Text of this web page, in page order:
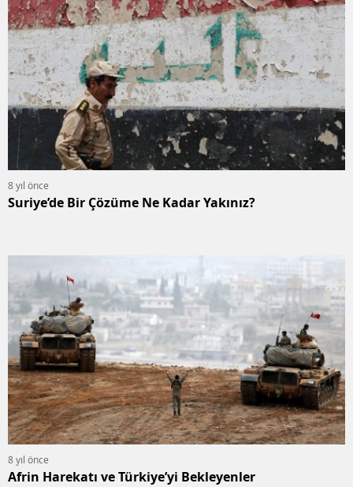
8 yıl önce
Suriye’de Bir Çözüme Ne Kadar Yakınız?
8 yıl önce
Afrin Harekatı ve Türkiye’yi Bekleyenler